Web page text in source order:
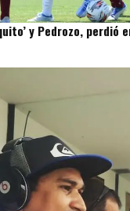
y Pedrozo, perdió